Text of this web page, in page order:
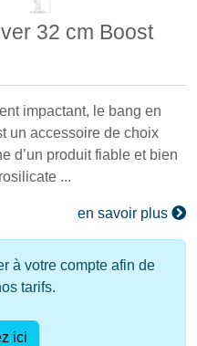
32 cm Boost
impactant, le bang en
un accessoire de choix
d’un produit fiable et bien
...
en savoir plus
à votre compte afin de
tarifs.
ici